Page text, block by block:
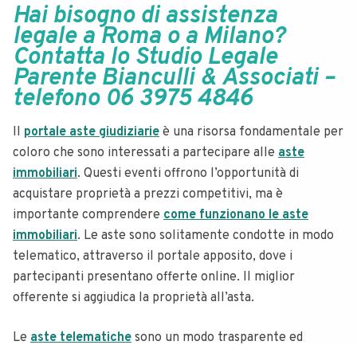
Hai bisogno di assistenza
legale a Roma o a Milano?
Contatta lo Studio Legale
Parente Bianculli & Associati –
telefono 06 3975 4846
Il portale aste giudiziarie è una risorsa fondamentale per
coloro che sono interessati a partecipare alle aste
immobiliari. Questi eventi offrono l’opportunità di
acquistare proprietà a prezzi competitivi, ma è
importante comprendere come funzionano le aste
immobiliari. Le aste sono solitamente condotte in modo
telematico, attraverso il portale apposito, dove i
partecipanti presentano offerte online. Il miglior
offerente si aggiudica la proprietà all’asta.
Le aste telematiche sono un modo trasparente ed